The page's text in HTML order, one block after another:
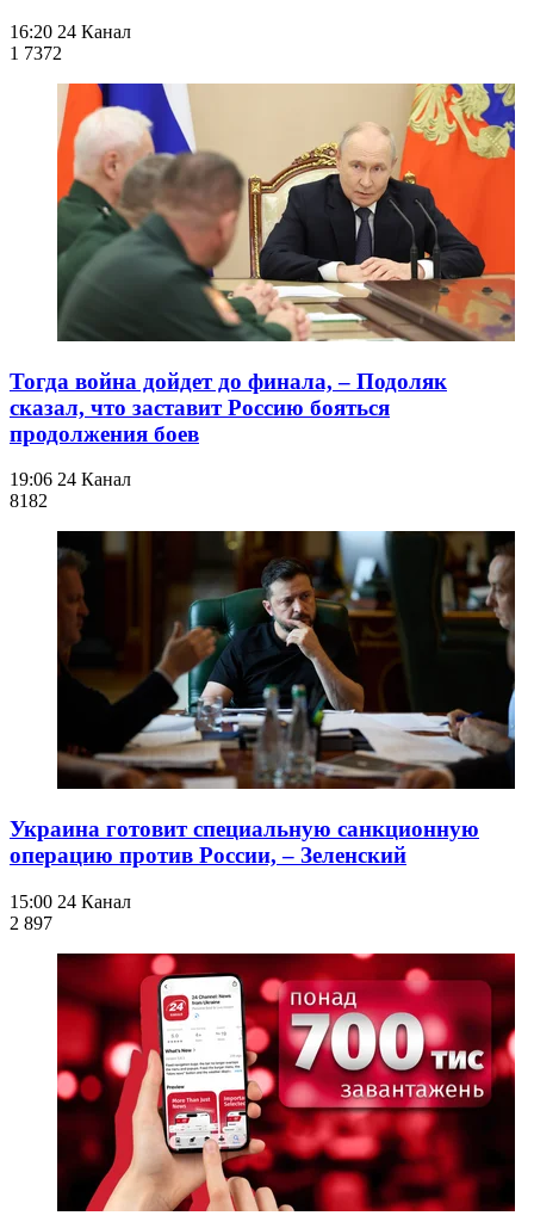
16:20 24 Канал
1 7372
Тогда война дойдет до финала, – Подоляк
сказал, что заставит Россию бояться
продолжения боев
19:06 24 Канал
8182
Украина готовит специальную санкционную
операцию против России, – Зеленский
15:00 24 Канал
2 897